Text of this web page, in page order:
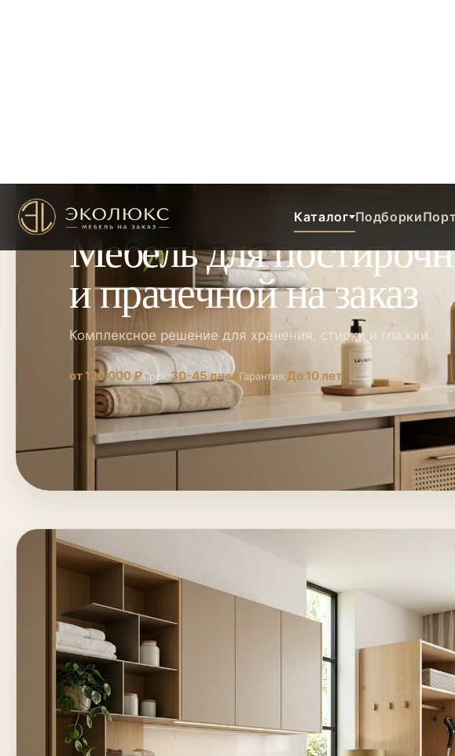
МЕБЕЛЬ
Мебель для
и прачечной на заказ
Комплексное решение для хранения, стирки и глажки.
от 120 000 ₽Срок:30-45 днейГарантия:До 10 лет